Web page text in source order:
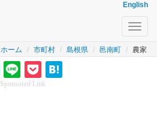
English
ホーム 市町村 島根県 邑南町 農家
Sponsored Link